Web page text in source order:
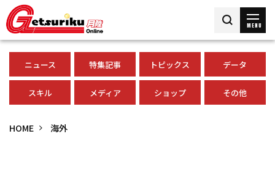
MENU
ニュース 特集記事 トピックス データ
スキル メディア ショップ その他
HOME 海外